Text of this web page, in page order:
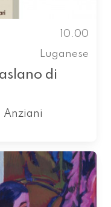
10.00
Luganese
di
Anziani